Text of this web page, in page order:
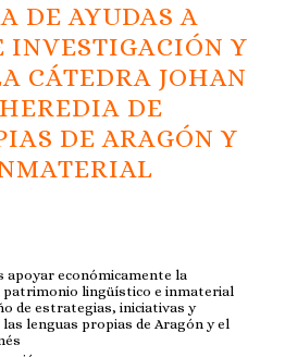
DE AYUDAS A
INVESTIGACIÓN Y
CÁTEDRA JOHAN
DE
DE ARAGÓN Y
apoyar económicamente la
patrimonio lingüístico e inmaterial
de estrategias, iniciativas y
lenguas propias de Aragón y el